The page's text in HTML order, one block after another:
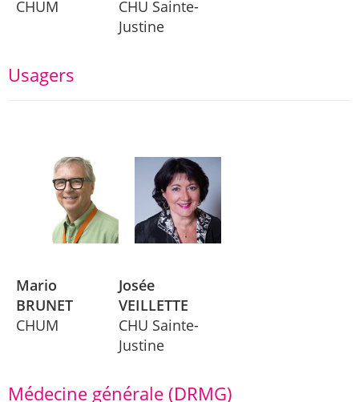
CHUM
CHU Sainte-
Justine
Usagers
Mario
BRUNET
CHUM
Josée
VEILLETTE
CHU Sainte-
Justine
Médecine générale (DRMG)